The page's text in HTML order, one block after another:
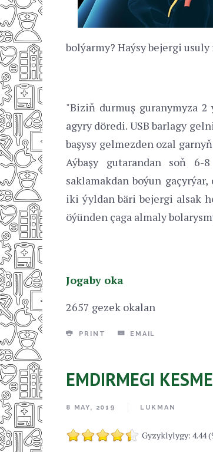
bolýarmy? Haýsy bejergi
"Biziň durmuş guranymyza
agyry döredi. USB barlagy
başysy gelmezden ozal
Aýbaşy gutarandan soň
saklamakdan boýun
iki ýyldan bäri bejergi alsak
öýünden çaga almaly
Jogaby oka
2657 gezek okalan
PRINT EMAIL
EMDIRMEGI
8 MAY, 2019 LUKMAN
Gyzyklylygy: 4.44